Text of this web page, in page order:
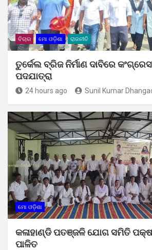
ବିଚାର ମୋ ଓଡ଼ିଶା ରାଜନୀତି
ତୁର୍କେଲ ବ୍ରିଜ ନିର୍ମାଣ ଦାବିରେ
ପଦଯାତ୍ରା
24 hours ago Sunil Kumar
ମୋ ଓଡ଼ିଶା
କଳାହାଣ୍ଡି ପତଞ୍ଜଳି ଯୋଗ ସମିତି
ପାଳିତ